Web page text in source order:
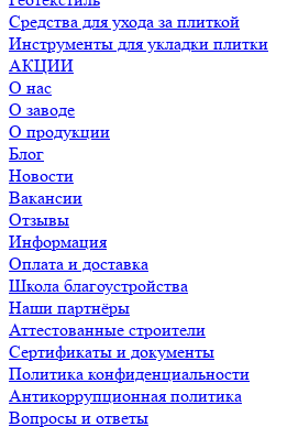
Средства для ухода за плиткой
Инструменты для укладки плитки
АКЦИИ
О нас
О заводе
О продукции
Блог
Новости
Вакансии
Отзывы
Информация
Оплата и доставка
Школа благоустройства
Наши партнёры
Аттестованные строители
Сертификаты и документы
Политика конфиденциальности
Антикоррупционная политика
Вопросы и ответы